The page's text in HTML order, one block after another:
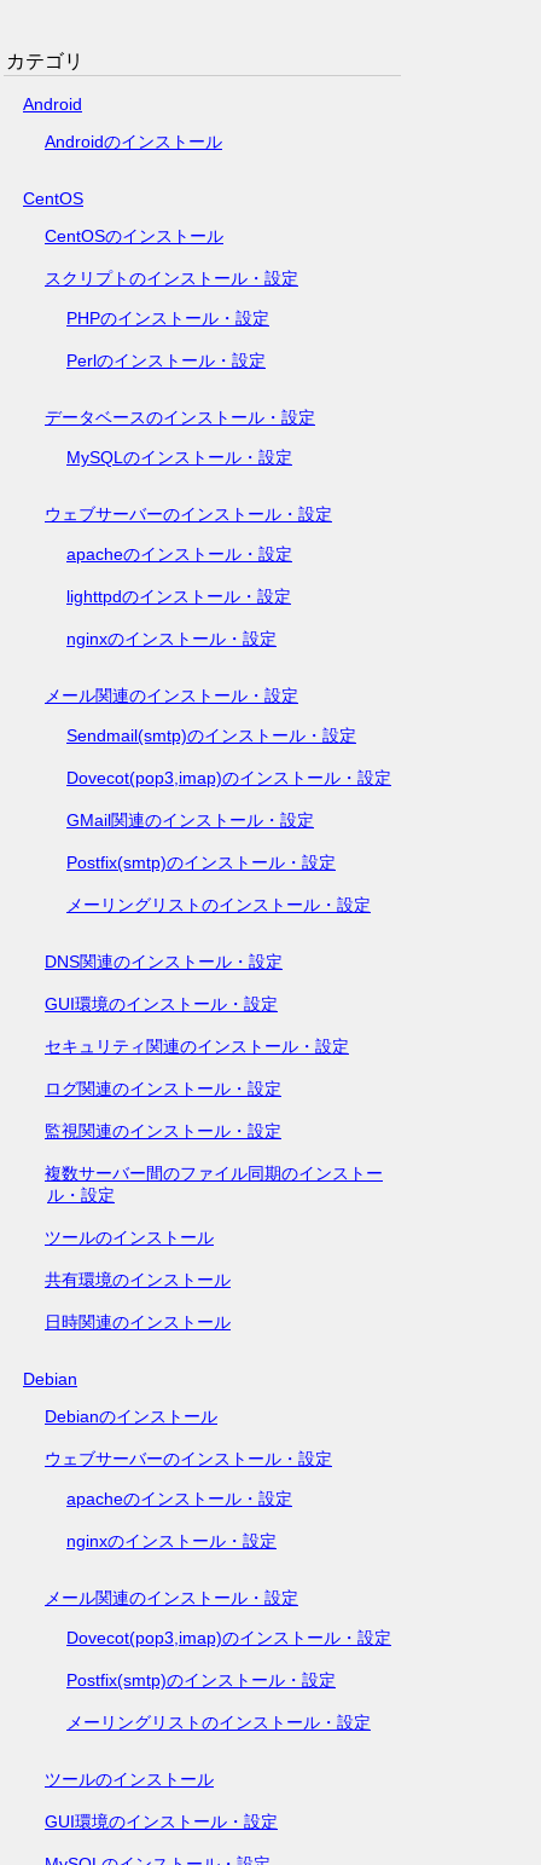
カテゴリ
Android
Androidのインストール
CentOS
CentOSのインストール
スクリプトのインストール・設定
PHPのインストール・設定
Perlのインストール・設定
データベースのインストール・設定
MySQLのインストール・設定
ウェブサーバーのインストール・設定
apacheのインストール・設定
lighttpdのインストール・設定
nginxのインストール・設定
メール関連のインストール・設定
Sendmail(smtp)のインストール・設定
Dovecot(pop3,imap)のインストール・設定
GMail関連のインストール・設定
Postfix(smtp)のインストール・設定
メーリングリストのインストール・設定
DNS関連のインストール・設定
GUI環境のインストール・設定
セキュリティ関連のインストール・設定
ログ関連のインストール・設定
監視関連のインストール・設定
複数サーバー間のファイル同期のインストー
ル・設定
ツールのインストール
共有環境のインストール
日時関連のインストール
Debian
Debianのインストール
ウェブサーバーのインストール・設定
apacheのインストール・設定
nginxのインストール・設定
メール関連のインストール・設定
Dovecot(pop3,imap)のインストール・設定
Postfix(smtp)のインストール・設定
メーリングリストのインストール・設定
ツールのインストール
GUI環境のインストール・設定